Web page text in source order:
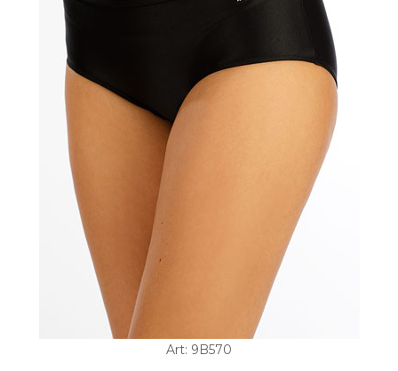
Art: 9B570